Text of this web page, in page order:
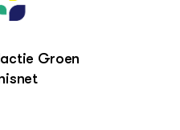
Groen